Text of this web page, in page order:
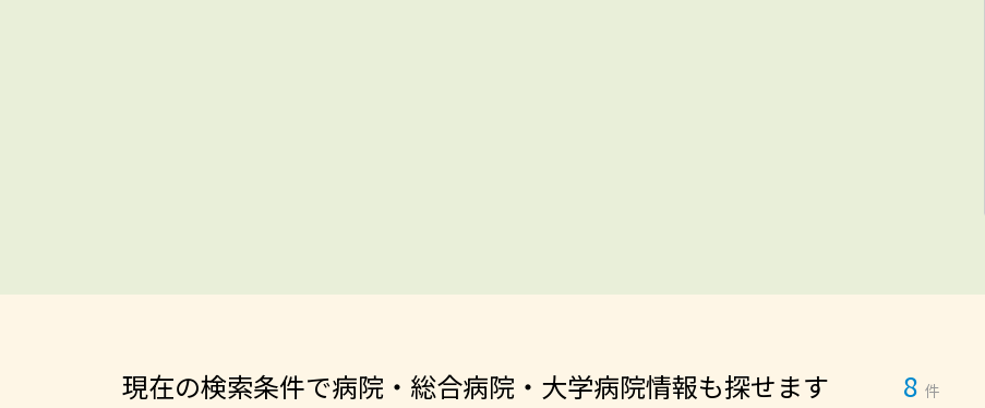
現在の検索条件で病院・総合病院・大学病院情報も探せます 8 件